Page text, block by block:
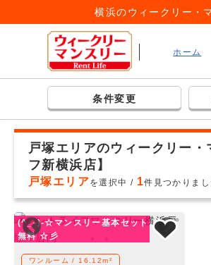
横浜のウィークリー・
ホーム
条件変更
戸塚エリアのウィークリー
フ新横浜店】
戸塚エリアを選択中 / 1件見つかりまし
ワンルーム / 16.12m²
(^_-)-☆マンスリー基本セット
無料 ☆彡